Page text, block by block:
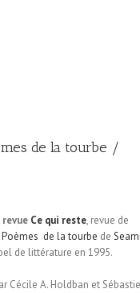
de la tourbe /
revue Ce qui reste, revue de
Poèmes de la tourbe de
de littérature en 1995.
Cécile A. Holdban et